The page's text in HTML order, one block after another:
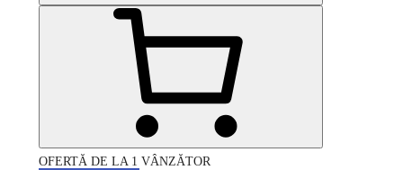
OFERTĂ DE LA 1 VÂNZĂTOR